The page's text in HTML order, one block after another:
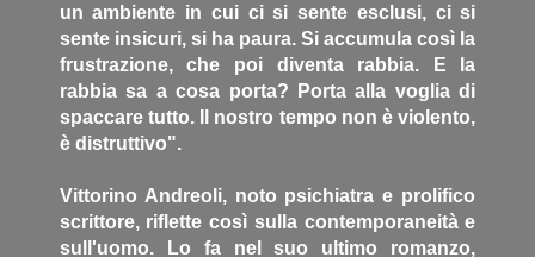
un ambiente in cui ci si sente esclusi, ci si
sente insicuri, si ha paura. Si accumula così la
frustrazione, che poi diventa rabbia. E la
rabbia sa a cosa porta? Porta alla voglia di
spaccare tutto. Il nostro tempo non è violento,
è distruttivo".
Vittorino Andreoli, noto psichiatra e prolifico
scrittore, riflette così sulla contemporaneità e
sull'uomo. Lo fa nel suo ultimo romanzo,